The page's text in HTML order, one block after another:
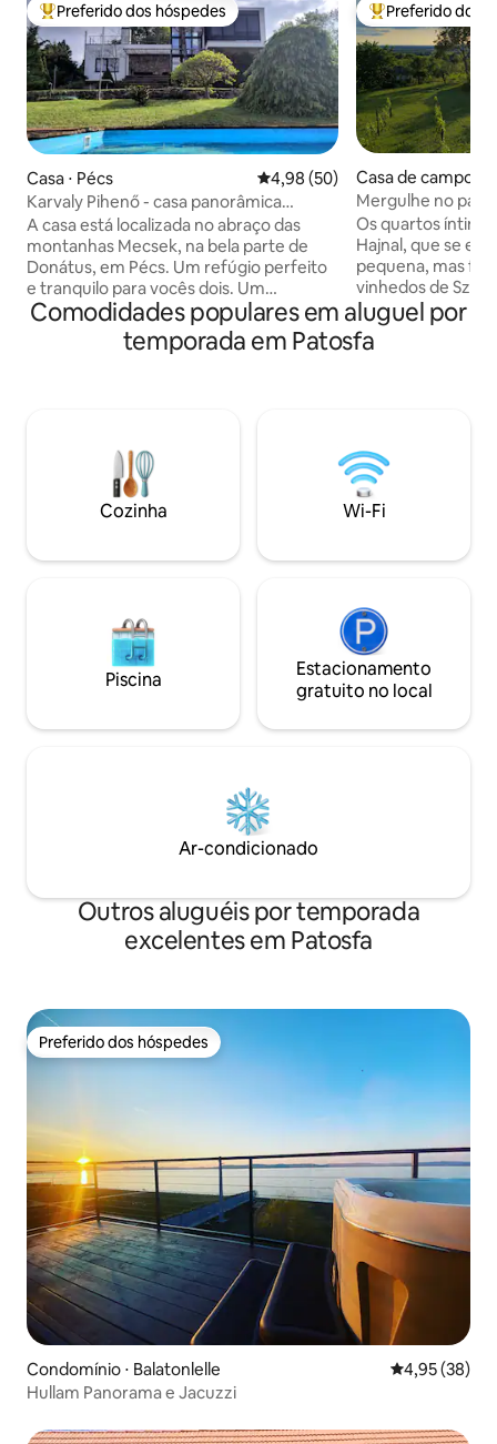
Entre os melhores preferidos dos hóspedes
Preferido dos hóspedes
Casa ⋅ Pécs 4,98 de uma avaliação média
4,98 (50)
Karvaly Pihenő - casa panorâmica
privada
A casa está localizada no abraço das
montanhas Mecsek, na bela parte de
Donátus, em Pécs. Um refúgio perfeito
e tranquilo para vocês dois. Um
verdadeiro descanso espera por você
nos espaços amplos e no magnífico
panorama da casa. O centro da cidade
ao redor oferecem muitas
oportunidades para vocês, dependendo
de como gostariam de passar o tempo.
Caminhada em Mecsek? Degustação de
descobrir um ao outro? A escolha é sua!
Entre os
Preferido dos
Casa de campo ⋅
Mergulhe no
Os quartos
Hajnal, que se
pequena, mas
vinhedos de
frutíferas
borbulhante da
recebem os
não vai se
mais: caminhar
principal de
pelo castelo, spa,
caminhadas,
Comodidades populares em aluguel por
temporada em Patosfa
Cozinha Wi-Fi
Piscina
Estacionamento
gratuito no local
Ar-condicionado
Outros aluguéis por temporada
excelentes em Patosfa
Preferido dos hóspedes
Preferido dos hóspedes
Condomínio ⋅ Balatonlelle 4,95 de uma
4,95 (38)
Hullam Panorama e Jacuzzi